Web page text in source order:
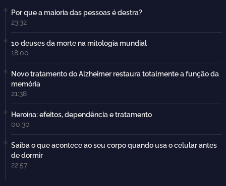
Por que a maioria das pessoas é destra?
23:32
10 deuses da morte na mitologia mundial
18:00
Novo tratamento do Alzheimer restaura totalmente a função da
memória
21:38
Heroína: efeitos, dependência e tratamento
00:30
Saiba o que acontece ao seu corpo quando usa o celular antes
de dormir
22:57